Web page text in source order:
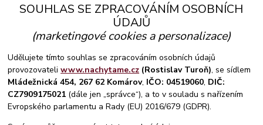
SOUHLAS SE ZPRACOVÁNÍM OSOBNÍCH
ÚDAJŮ
(marketingové cookies a personalizace)
Udělujete tímto souhlas se zpracováním osobních údajů
provozovateliwww.nachytame.cz (Rostislav Turoň), se sídlem
Mládežnická 454, 267 62 Komárov, IČO: 04519060, DIČ:
CZ7909175021 (dále jen „správce“), a to v souladu s nařízením
Evropského parlamentu a Rady (EU) 2016/679 (GDPR).